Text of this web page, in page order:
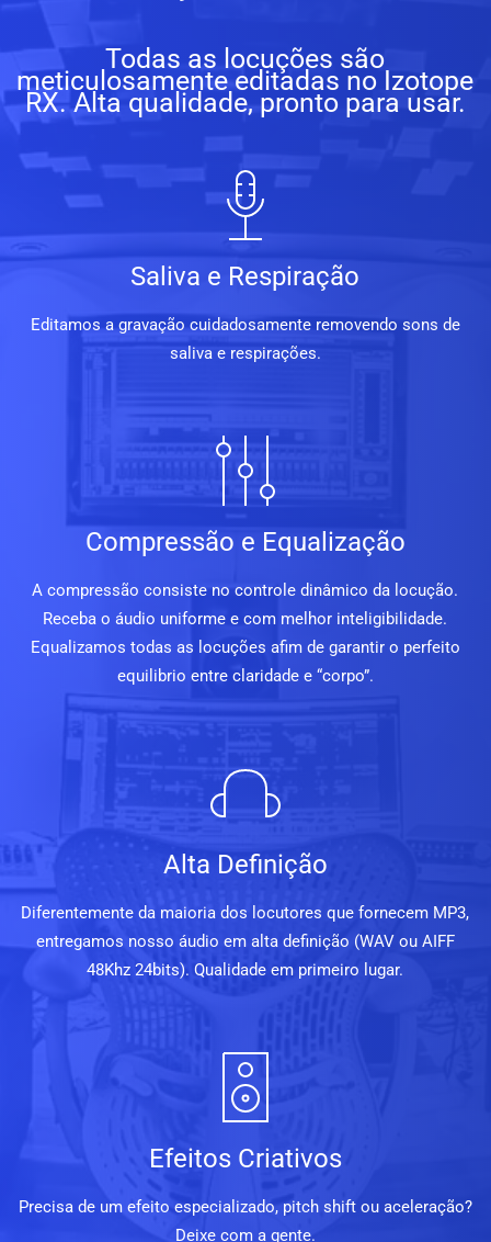
Todas as locuções são
meticulosamente editadas no Izotope
RX. Alta qualidade, pronto para usar.
Saliva e Respiração
Editamos a gravação cuidadosamente removendo sons de
saliva e respirações.
Compressão e Equalização
A compressão consiste no controle dinâmico da locução.
Receba o áudio uniforme e com melhor inteligibilidade.
Equalizamos todas as locuções afim de garantir o perfeito
equilibrio entre claridade e “corpo”.
Alta Definição
Diferentemente da maioria dos locutores que fornecem MP3,
entregamos nosso áudio em alta definição (WAV ou AIFF
48Khz 24bits). Qualidade em primeiro lugar.
Efeitos Criativos
Precisa de um efeito especializado, pitch shift ou aceleração?
Deixe com a gente.